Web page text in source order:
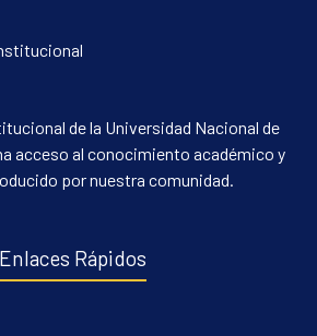
de la Universidad Nacional de
acceso al conocimiento académico y
por nuestra comunidad.
Enlaces Rápidos